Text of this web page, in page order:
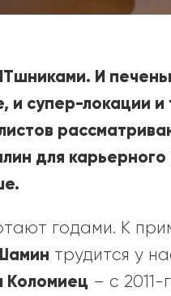
И
супер-локации и
для
годами. К
трудится у
Коломиец – с